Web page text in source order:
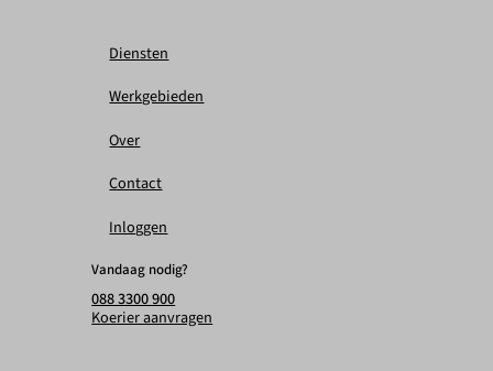
Diensten
Werkgebieden
Over
Contact
Inloggen
Vandaag nodig?
088 3300 900
Koerier aanvragen